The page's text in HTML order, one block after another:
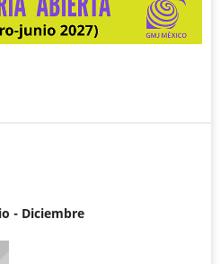
- Diciembre